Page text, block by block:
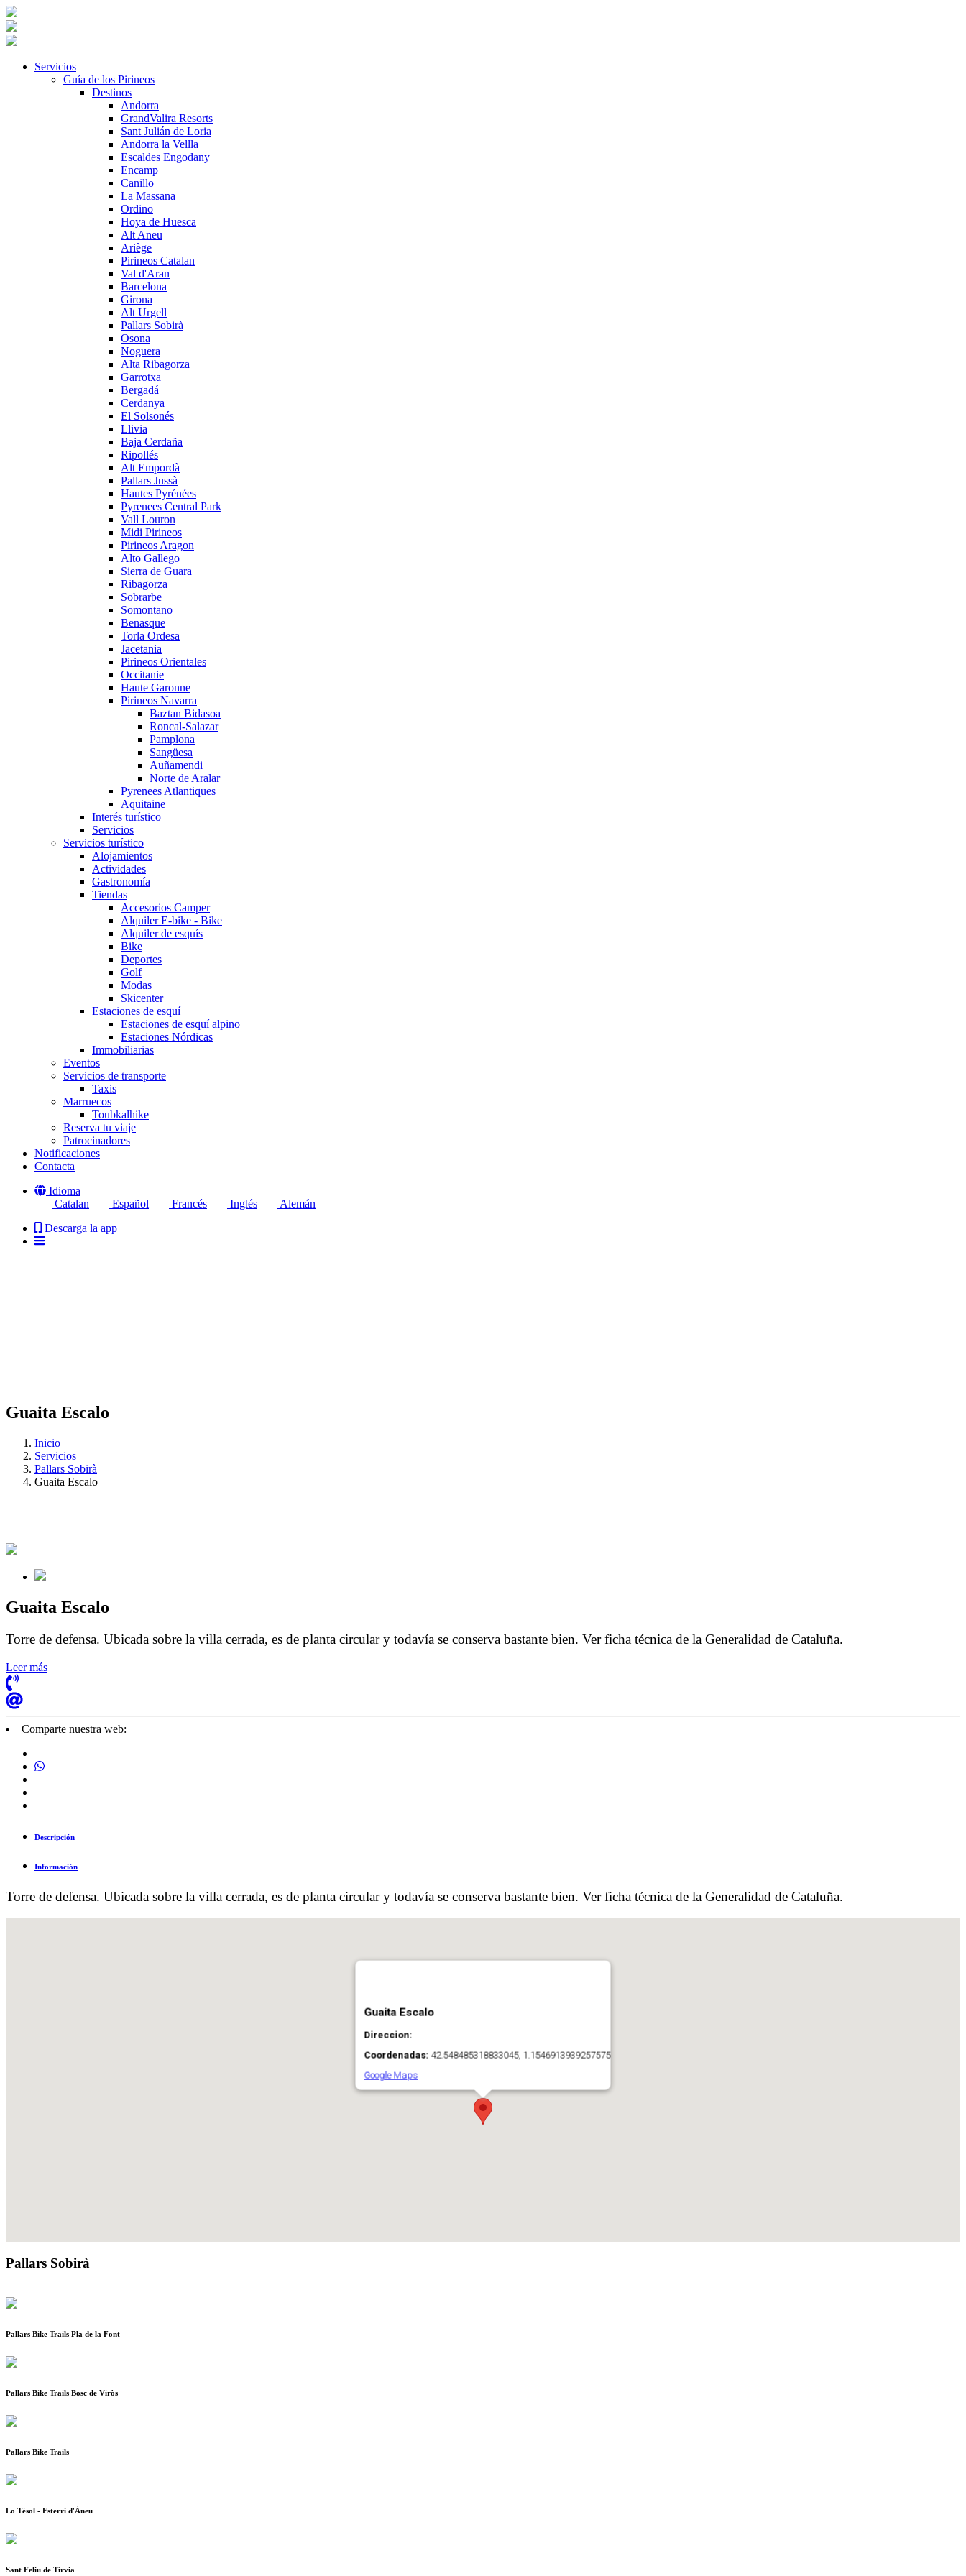
Servicios
Guía de los Pirineos
Destinos
Andorra
GrandValira Resorts
Sant Julián de Loria
Andorra la Vellla
Escaldes Engodany
Encamp
Canillo
La Massana
Ordino
Hoya de Huesca
Alt Aneu
Ariège
Pirineos Catalan
Val d'Aran
Barcelona
Girona
Alt Urgell
Pallars Sobirà
Osona
Noguera
Alta Ribagorza
Garrotxa
Bergadá
Cerdanya
El Solsonés
Llivia
Baja Cerdaña
Ripollés
Alt Empordà
Pallars Jussà
Hautes Pyrénées
Pyrenees Central Park
Vall Louron
Midi Pirineos
Pirineos Aragon
Alto Gallego
Sierra de Guara
Ribagorza
Sobrarbe
Somontano
Benasque
Torla Ordesa
Jacetania
Pirineos Orientales
Occitanie
Haute Garonne
Pirineos Navarra
Baztan Bidasoa
Roncal-Salazar
Pamplona
Sangüesa
Auñamendi
Norte de Aralar
Pyrenees Atlantiques
Aquitaine
Interés turístico
Servicios
Servicios turístico
Alojamientos
Actividades
Gastronomía
Tiendas
Accesorios Camper
Alquiler E-bike - Bike
Alquiler de esquís
Bike
Deportes
Golf
Modas
Skicenter
Estaciones de esquí
Estaciones de esquí alpino
Estaciones Nórdicas
Immobiliarias
Eventos
Servicios de transporte
Taxis
Marruecos
Toubkalhike
Reserva tu viaje
Patrocinadores
Notificaciones
Contacta
Idioma
Catalan
Español Francés Inglés
Alemán
Descarga la app
Guaita Escalo
Inicio
Servicios
Pallars Sobirà
Guaita Escalo
Guaita Escalo
Torre de defensa. Ubicada sobre la villa cerrada, es de planta circular y todavía se conserva bastante bien. Ver ficha técnica de la Generalidad de Cataluña.
Leer más
Comparte nuestra web:
Descripción
Información
Torre de defensa. Ubicada sobre la villa cerrada, es de planta circular y todavía se conserva bastante bien. Ver ficha técnica de la Generalidad de Cataluña.
Guaita Escalo
Direccion:
Coordenadas: 42.548485318833045, 1.1546913939257575
Google Maps
Pallars Sobirà
Pallars Bike Trails Pla de la Font
Pallars Bike Trails Bosc de Viròs
Pallars Bike Trails
Lo Tésol - Esterri d'Àneu
Sant Feliu de Tírvia